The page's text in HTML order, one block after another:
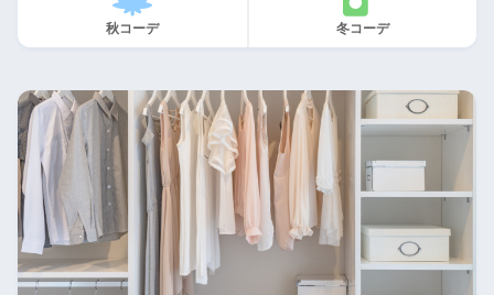
秋コーデ 冬コーデ